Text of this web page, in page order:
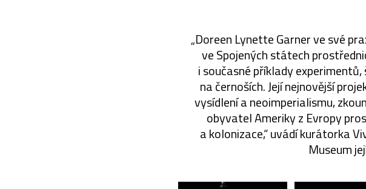
„Doreen Lynette Garner ve své
ve Spojených státech
i současné příklady
na černoších. Její nejnovější
vysídlení a neoimperialismu,
obyvatel Ameriky z Evropy
a kolonizace,“ uvádí kurátorka
Museum